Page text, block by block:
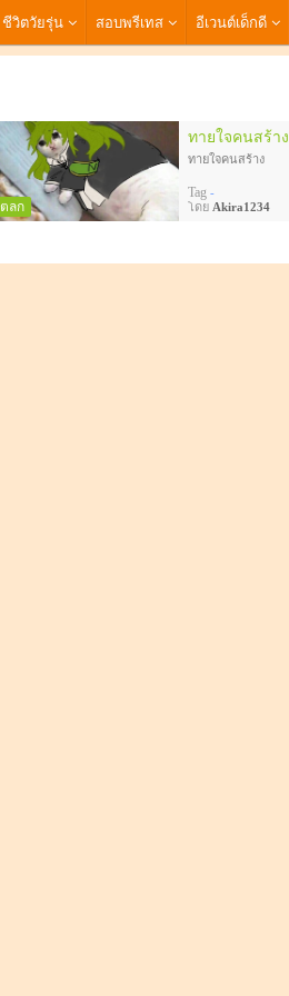
ชีวิตวัยรุ่น สอบพรีเทส อีเวนต์เด็กดี
ตลก
ทายใจคนสร้าง
ทายใจคนสร้าง
Tag -
โดย Akira1234